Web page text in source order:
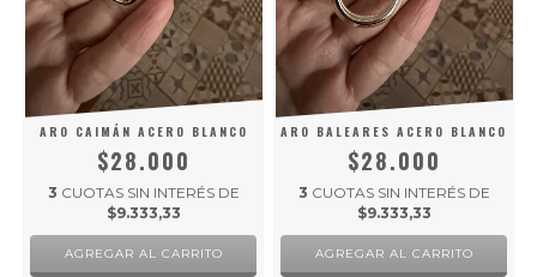
ARO CAIMÁN ACERO BLANCO
$28.000
3 CUOTAS SIN INTERÉS DE
$9.333,33
ARO BALEARES ACERO BLANCO
$28.000
3 CUOTAS SIN INTERÉS DE
$9.333,33